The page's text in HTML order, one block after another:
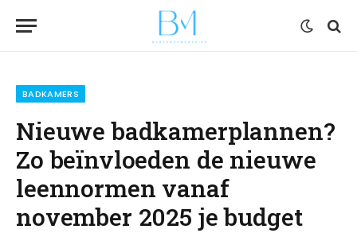
BADKAMERS
Nieuwe badkamerplannen?
Zo beïnvloeden de nieuwe
leennormen vanaf
november 2025 je budget